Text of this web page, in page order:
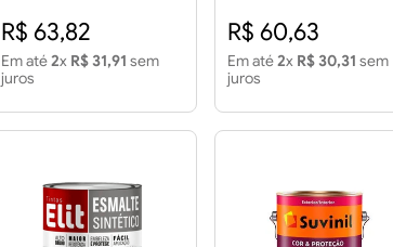
R$ 63,82
Em até2x R$ 31,91 sem
juros
R$ 60,63
Em até2x R$ 30,31 sem
juros